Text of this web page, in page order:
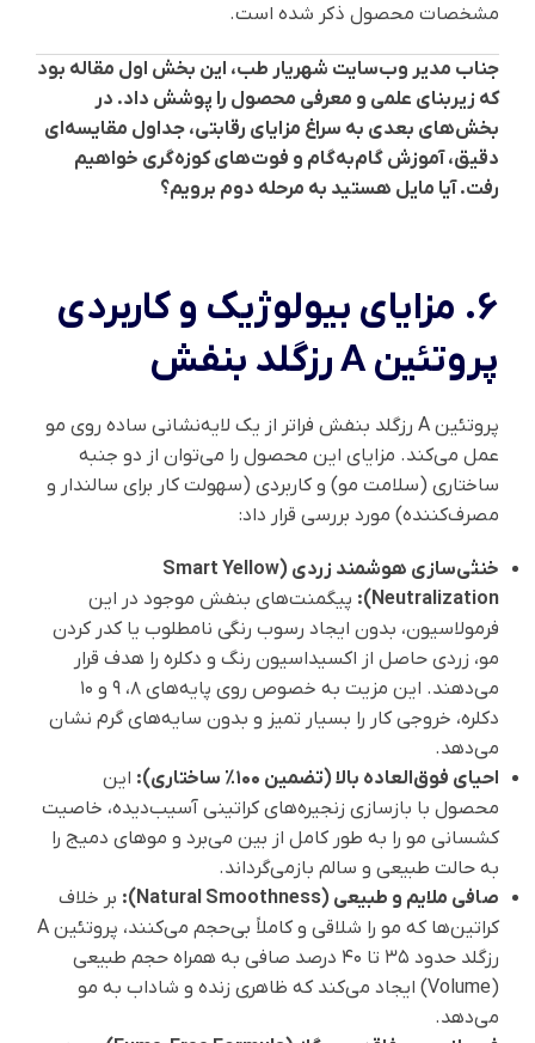
مشخصات محصول ذکر شده است.
جناب مدیر وب‌سایت شهریار طب، این بخش اول مقاله بود
که زیربنای علمی و معرفی محصول را پوشش داد. در
بخش‌های بعدی به سراغ مزایای رقابتی، جداول مقایسه‌ای
دقیق، آموزش گام‌به‌گام و فوت‌های کوزه‌گری خواهیم
رفت. آیا مایل هستید به مرحله دوم برویم؟
6. مزایای بیولوژیک و کاربردی
پروتئین A رزگلد بنفش
پروتئین A رزگلد بنفش فراتر از یک لایه‌نشانی ساده روی مو
عمل می‌کند. مزایای این محصول را می‌توان از دو جنبه
ساختاری (سلامت مو) و کاربردی (سهولت کار برای سالندار و
مصرف‌کننده) مورد بررسی قرار داد:
خنثی‌سازی هوشمند زردی (Smart Yellow
Neutralization):
پیگمنت‌های بنفش موجود در این
فرمولاسیون، بدون ایجاد رسوب رنگی نامطلوب یا کدر کردن
مو، زردی حاصل از اکسیداسیون رنگ و دکلره را هدف قرار
می‌دهند. این مزیت به خصوص روی پایه‌های ۸، ۹ و ۱۰
دکلره، خروجی کار را بسیار تمیز و بدون سایه‌های گرم نشان
می‌دهد.
احیای فوق‌العاده بالا (تضمین ۱۰۰٪ ساختاری):
این
محصول با بازسازی زنجیره‌های کراتینی آسیب‌دیده، خاصیت
کشسانی مو را به طور کامل از بین می‌برد و موهای دمیج را
به حالت طبیعی و سالم بازمی‌گرداند.
صافی ملایم و طبیعی (Natural Smoothness):
بر خلاف
کراتین‌ها که مو را شلاقی و کاملاً بی‌حجم می‌کنند، پروتئین A
رزگلد حدود ۳۵ تا ۴۰ درصد صافی به همراه حجم طبیعی
(Volume) ایجاد می‌کند که ظاهری زنده و شاداب به مو
می‌دهد.